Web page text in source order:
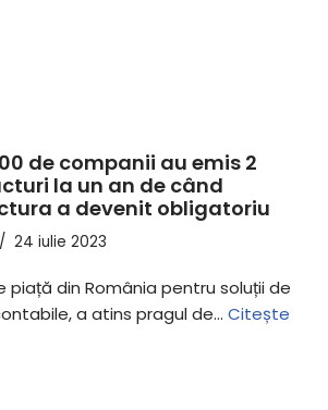
de companii au emis 2
la un an de când
a devenit obligatoriu
24 iulie 2023
piață din România pentru soluții de
a atins pragul de… Citește